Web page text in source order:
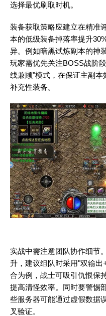
选择最优刷取时机。
装备获取策略应建立在精准
本的低级装备掉落率提升
异。例如暗黑试炼副本的神
玩家需优先关注BOSS战阶
线兼顾"模式，在保证主副
补充性装备。
实战中需注意团队协作细节
升，建议组队时采用"双输
合为例，战士可吸引仇恨保
提高清怪效率。同时要警惕
些服务器可能通过虚假数据
叉验证。